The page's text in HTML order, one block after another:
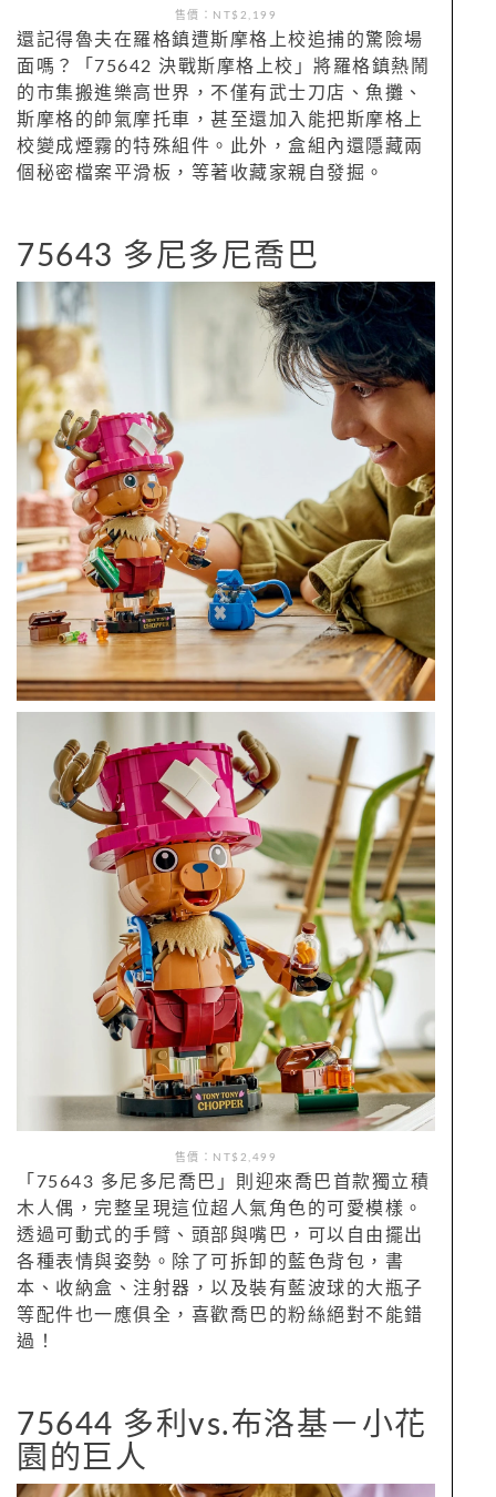
售價：NT$2,199
還記得魯夫在羅格鎮遭斯摩格上校追捕的驚險場
面嗎？「75642 決戰斯摩格上校」將羅格鎮熱鬧
的市集搬進樂高世界，不僅有武士刀店、魚攤、
斯摩格的帥氣摩托車，甚至還加入能把斯摩格上
校變成煙霧的特殊組件。此外，盒組內還隱藏兩
個秘密檔案平滑板，等著收藏家親自發掘。
75643 多尼多尼喬巴
售價：NT$2,499
「75643 多尼多尼喬巴」則迎來喬巴首款獨立積
木人偶，完整呈現這位超人氣角色的可愛模樣。
透過可動式的手臂、頭部與嘴巴，可以自由擺出
各種表情與姿勢。除了可拆卸的藍色背包，書
本、收納盒、注射器，以及裝有藍波球的大瓶子
等配件也一應俱全，喜歡喬巴的粉絲絕對不能錯
過！
75644 多利vs.布洛基－小花
園的巨人